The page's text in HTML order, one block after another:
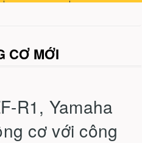
CƠ MỚI
R1, Yamaha
cơ với công